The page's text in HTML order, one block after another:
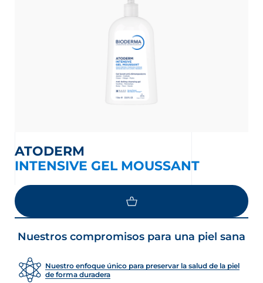
ATODERM
INTENSIVE GEL MOUSSANT
Nuestros compromisos para una piel sana
Nuestro enfoque único para preservar la salud de la piel
de forma duradera